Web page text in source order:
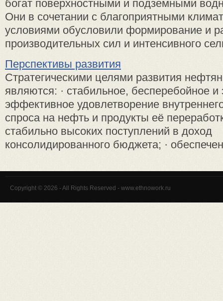
богат поверхностными и подземными
Они в сочетании с благоприятными
условиями обусловили формирование и
производительных сил и интенсивного
Перспективы развития
Стратегическими целями развития
являются: · стабильное, бесперебойное и
эффективное удовлетворение
спроса на нефть и продукты её
стабильно высоких поступлений в доход
консолидированного бюджета; ·
Copyright © 2026 - All Rights Reserved - www.ethnowork.ru